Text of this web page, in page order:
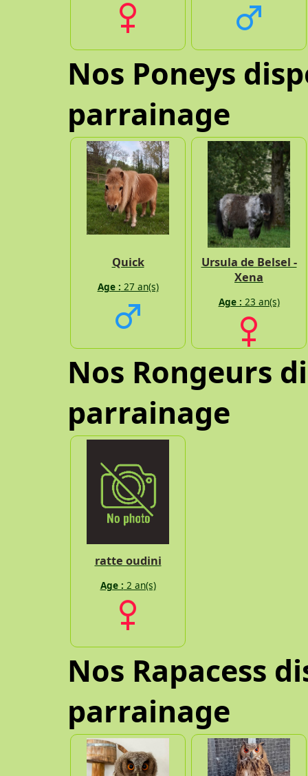
Nos Poneys
parrainage
Quick
Age : 27 an(s)
Ursula de Belsel -
Xena
Age : 23 an(s)
Nos Rongeurs
parrainage
ratte oudini
Age : 2 an(s)
Nos Rapacess
parrainage